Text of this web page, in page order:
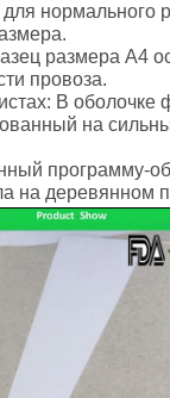
нормального
размера А4
провоза.
В оболочке
на
программу-
на деревянном